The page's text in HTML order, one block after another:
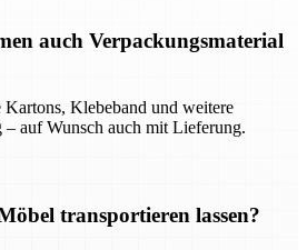
auch Verpackungsmaterial
Kartons, Klebeband und weitere
auf Wunsch auch mit Lieferung.
transportieren lassen?